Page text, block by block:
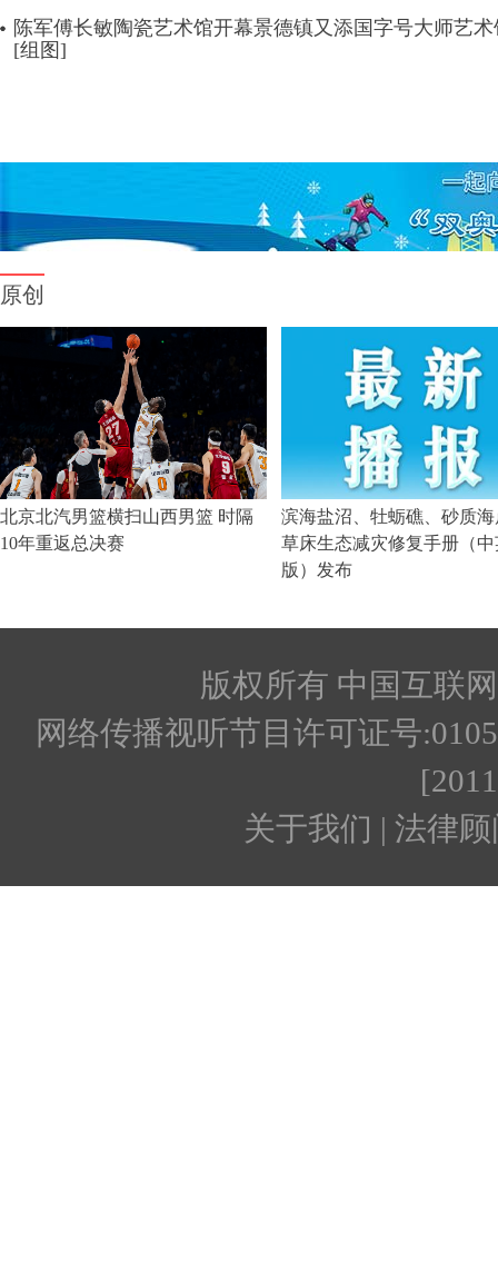
陈军傅长敏陶瓷艺术馆开幕景德镇又添国字号大师艺术
[组图]
版权所有 中国互联
网络传播视听节目许可证号
关于我们 | 法律